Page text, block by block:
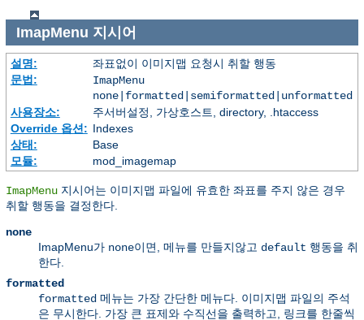
ImapMenu 지시어
설명:
좌표없이 이미지맵 요청시 취할 행동
문법:
ImapMenu
none|formatted|semiformatted|unformatted
사용장소:
주서버설정, 가상호스트, directory, .htaccess
Override 옵션: Indexes
상태:
Base
모듈:
mod_imagemap
ImapMenu 지시어는 이미지맵 파일에 유효한 좌표를 주지 않은 경우
취할 행동을 결정한다.
none
ImapMenu가 none이면, 메뉴를 만들지않고 default 행동을 취
한다.
formatted
formatted 메뉴는 가장 간단한 메뉴다. 이미지맵 파일의 주석
은 무시한다. 가장 큰 표제와 수직선을 출력하고, 링크를 한줄씩